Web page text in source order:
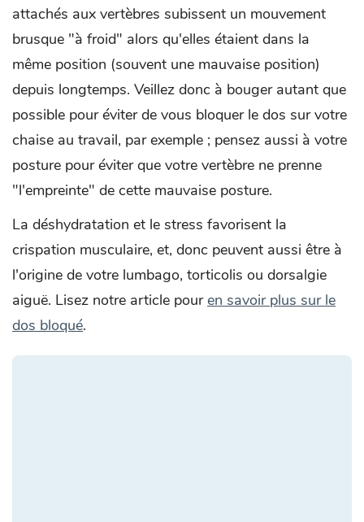
attachés aux vertèbres subissent un mouvement
brusque "à froid" alors qu'elles étaient dans la
même position (souvent une mauvaise position)
depuis longtemps. Veillez donc à bouger autant que
possible pour éviter de vous bloquer le dos sur votre
chaise au travail, par exemple ; pensez aussi à votre
posture pour éviter que votre vertèbre ne prenne
"l'empreinte" de cette mauvaise posture.
La déshydratation et le stress favorisent la
crispation musculaire, et, donc peuvent aussi être à
l'origine de votre lumbago, torticolis ou dorsalgie
aiguë. Lisez notre article pouren savoir plus sur le
dos bloqué.